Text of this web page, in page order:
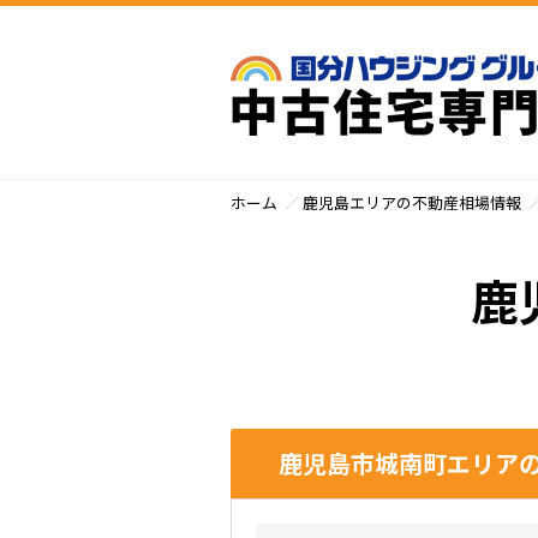
ホーム 鹿児島エリアの不動産相場情報
鹿
鹿児島市城南町エリア